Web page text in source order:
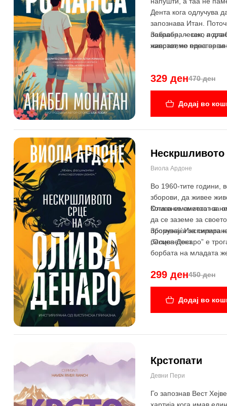
Дента кога одлучува
запознава Итан.
похрабра – како
животот, но една
Забавен, лесен, а
направиме простор
470 ден
329 ден
Додај во
-34%
Виола Ардоне
Во 1960-тите години,
зборови, да живее
Олива се сметаат за
Кога вниманието на
да се заземе за
промена.
„Олива Денаро” е
борбата на младата
Зборувајќи за силата
бесценетост.
450 ден
299 ден
Додај во
Крстопати
Девни Пери
Го запознав Вест
хартија кога имав